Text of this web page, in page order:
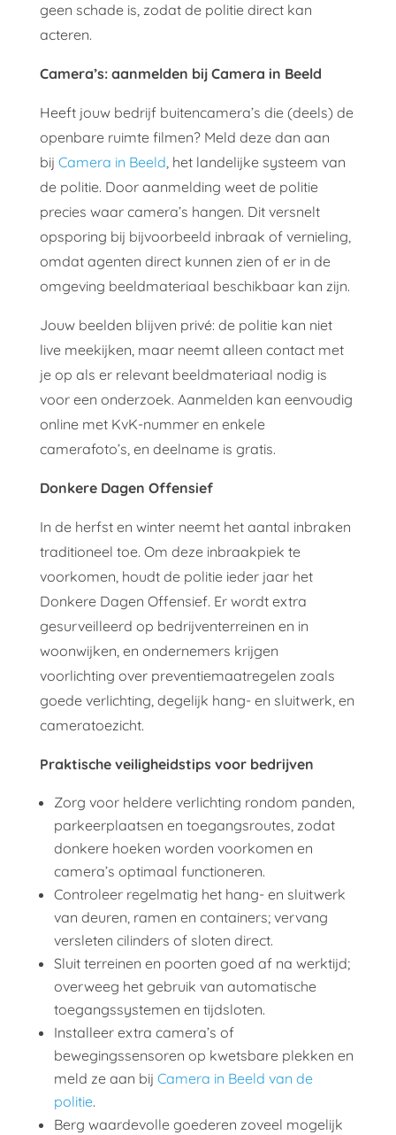
geen schade is, zodat de politie direct kan
acteren.
Camera’s: aanmelden bij Camera in Beeld
Heeft jouw bedrijf buitencamera’s die (deels) de
openbare ruimte filmen? Meld deze dan aan
bij Camera in Beeld, het landelijke systeem van
de politie. Door aanmelding weet de politie
precies waar camera’s hangen. Dit versnelt
opsporing bij bijvoorbeeld inbraak of vernieling,
omdat agenten direct kunnen zien of er in de
omgeving beeldmateriaal beschikbaar kan zijn.
Jouw beelden blijven privé: de politie kan niet
live meekijken, maar neemt alleen contact met
je op als er relevant beeldmateriaal nodig is
voor een onderzoek. Aanmelden kan eenvoudig
online met KvK-nummer en enkele
camerafoto’s, en deelname is gratis.
Donkere Dagen Offensief
In de herfst en winter neemt het aantal inbraken
traditioneel toe. Om deze inbraakpiek te
voorkomen, houdt de politie ieder jaar het
Donkere Dagen Offensief. Er wordt extra
gesurveilleerd op bedrijventerreinen en in
woonwijken, en ondernemers krijgen
voorlichting over preventiemaatregelen zoals
goede verlichting, degelijk hang- en sluitwerk, en
cameratoezicht.
Praktische veiligheidstips voor bedrijven
Zorg voor heldere verlichting rondom panden,
parkeerplaatsen en toegangsroutes, zodat
donkere hoeken worden voorkomen en
camera’s optimaal functioneren.​
Controleer regelmatig het hang- en sluitwerk
van deuren, ramen en containers; vervang
versleten cilinders of sloten direct.​
Sluit terreinen en poorten goed af na werktijd;
overweeg het gebruik van automatische
toegangssystemen en tijdsloten.
Installeer extra camera’s of
bewegingssensoren op kwetsbare plekken en
meld ze aan bij Camera in Beeld van de
politie.​
Berg waardevolle goederen zoveel mogelijk